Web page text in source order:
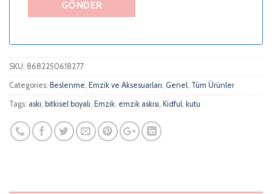
SKU: 8682250618277
Categories: Beslenme, Emzik ve Aksesuarları, Genel, Tüm Ürünler
Tags: askı, bitkisel boyalı, Emzik, emzik askısı, Kidful, kutu